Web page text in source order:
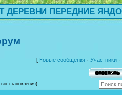
ЯНДОУШИ
[ Новые сообщения · Участники ·